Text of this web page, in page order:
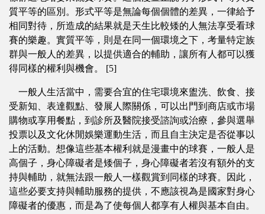
質平等的區別。形式平等是無論每個個體的差異，一律給予
相同對待，所造成的結果就是天生比較矮的人無法享受看球
賽的樂趣。實質平等，則是在同一個環境之下，考量特定族
群與一般人的差異，以提供適合的輔助，讓所有人都可以獲
得同樣的權利與機會。 [5]
一般人生活當中，需要合宜的住宅環境來盥洗、飲食、接
受新知、表達觀點、發展人際關係，可以出門到商店或市場
購物或享用餐點，到診所及醫院接受諮詢或治療，參與選舉
投票以及文化休閒娛樂運動生活，而且自主決定是否從事以
上的活動。想像這些基本權利就是漫畫中的球賽，一般人是
高個子，身心障礙者是矮個子，身心障礙者若沒有額外的支
持與輔助，就無法跟一般人一樣觀賞到同樣的球賽。因此，
這些必要支持與輔助服務的提供，不應該視為是國家對身心
障礙者的優惠，而是為了使每個人都享有人權與基本自由。